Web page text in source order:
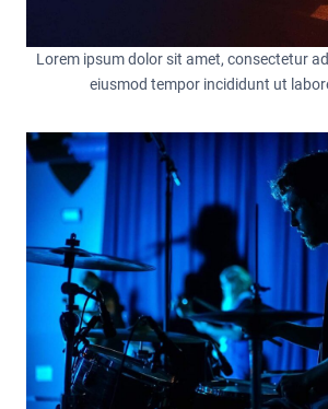
Lorem ipsum dolor sit amet, consectetur
eiusmod tempor incididunt ut